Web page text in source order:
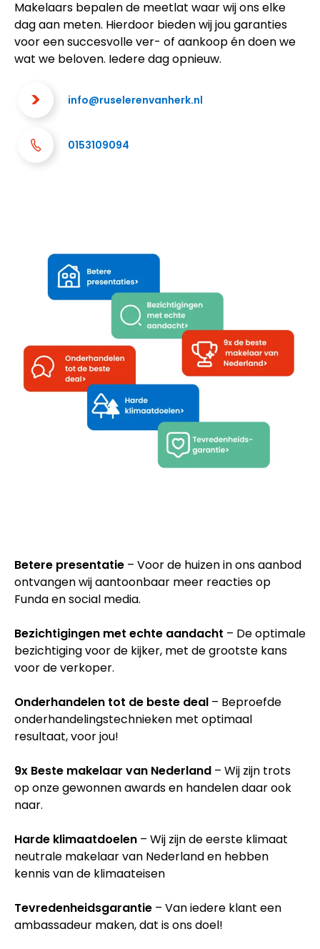
Makelaars bepalen de meetlat waar wij ons elke
dag aan meten. Hierdoor bieden wij jou garanties
voor een succesvolle ver- of aankoop én doen we
wat we beloven. Iedere dag opnieuw.
info@ruselerenvanherk.nl
0153109094
Betere presentatie – Voor de huizen in ons aanbod
ontvangen wij aantoonbaar meer reacties op
Funda en social media.
Bezichtigingen met echte aandacht – De optimale
bezichtiging voor de kijker, met de grootste kans
voor de verkoper.
Onderhandelen tot de beste deal – Beproefde
onderhandelingstechnieken met optimaal
resultaat, voor jou!
9x Beste makelaar van Nederland – Wij zijn trots
op onze gewonnen awards en handelen daar ook
naar.
Harde klimaatdoelen – Wij zijn de eerste klimaat
neutrale makelaar van Nederland en hebben
kennis van de klimaateisen
Tevredenheidsgarantie – Van iedere klant een
ambassadeur maken, dat is ons doel!